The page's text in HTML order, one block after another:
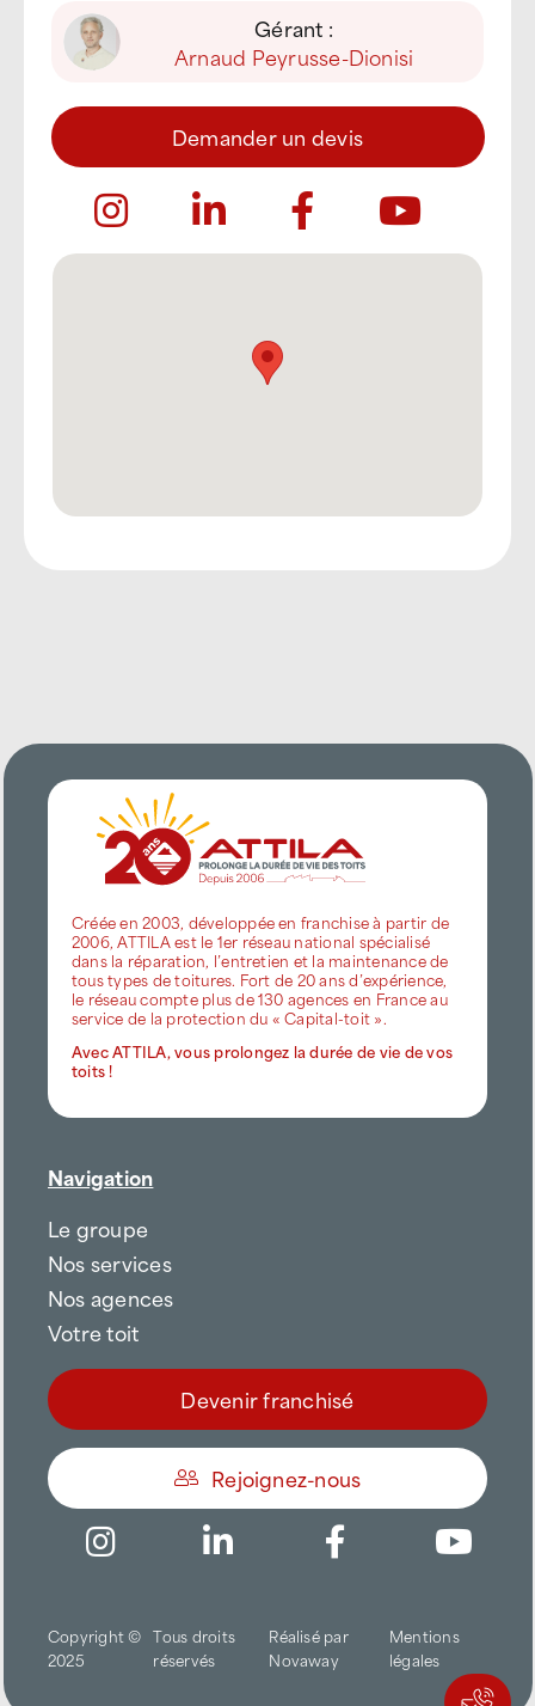
Gérant :
Arnaud Peyrusse-Dionisi
Demander un devis
Créée en 2003, développée en franchise à partir de
2006, ATTILA est le 1er réseau national spécialisé
dans la réparation, l’entretien et la maintenance de
tous types de toitures. Fort de 20 ans d’expérience,
le réseau compte plus de 130 agences en France au
service de la protection du « Capital-toit ».
Avec ATTILA, vous prolongez la durée de vie de vos
toits !
Navigation
Le groupe
Nos services
Nos agences
Votre toit
Devenir franchisé
Rejoignez-nous
Copyright ©
2025
Tous droits
réservés
Réalisé par
Novaway
Mentions
légales
Trouver une agence